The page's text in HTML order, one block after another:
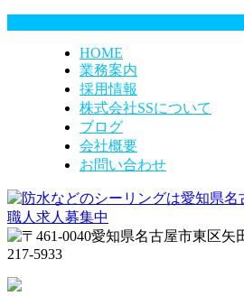
HOME
業務案内
採用情報
株式会社SSについて
ブログ
会社概要
お問い合わせ